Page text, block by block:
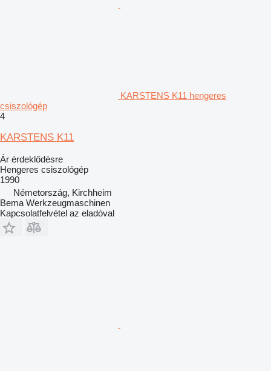
KARSTENS K11 hengeres
csiszológép
4
KARSTENS K11
Ár érdeklődésre
Hengeres csiszológép
1990
Németország, Kirchheim
Bema Werkzeugmaschinen
Kapcsolatfelvétel az eladóval